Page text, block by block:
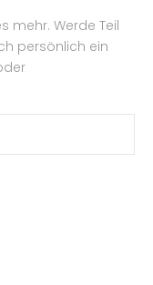
mehr. Werde Teil
persönlich ein